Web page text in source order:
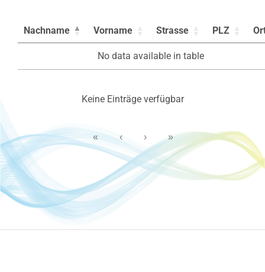
Nachname Vorname Strasse PLZ
No data available in table
Keine Einträge verfügbar
« ‹ › »